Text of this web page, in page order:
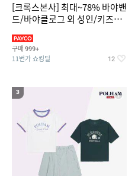
[크록스본사] 최대~78% 바야밴
드/바야클로그 외 성인/키즈
구매 999+
11번가 쇼킹딜 12
3